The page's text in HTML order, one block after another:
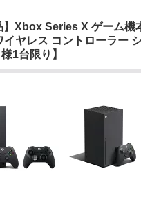
】Xbox Series X ゲーム機
ヤレス コントローラー
1台限り】